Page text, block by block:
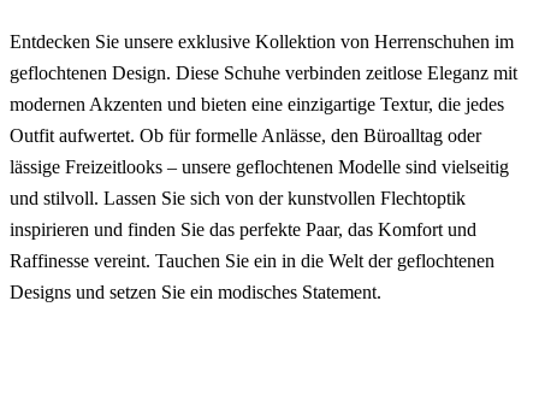
Entdecken Sie unsere exklusive Kollektion von Herrenschuhen im
geflochtenen Design. Diese Schuhe verbinden zeitlose Eleganz mit
modernen Akzenten und bieten eine einzigartige Textur, die jedes
Outfit aufwertet. Ob für formelle Anlässe, den Büroalltag oder
lässige Freizeitlooks – unsere geflochtenen Modelle sind vielseitig
und stilvoll. Lassen Sie sich von der kunstvollen Flechtoptik
inspirieren und finden Sie das perfekte Paar, das Komfort und
Raffinesse vereint. Tauchen Sie ein in die Welt der geflochtenen
Designs und setzen Sie ein modisches Statement.